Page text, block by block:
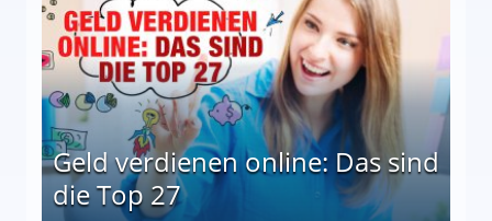
Geld verdienen online: Das sind
die Top 27